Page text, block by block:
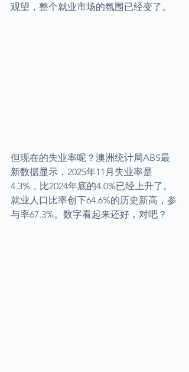
观望，整个就业市场的氛围已经变了。
但现在的失业率呢？澳洲统计局ABS最
新数据显示，2025年11月失业率是
4.3%，比2024年底的4.0%已经上升了。
就业人口比率创下64.6%的历史新高，参
与率67.3%。数字看起来还好，对吧？